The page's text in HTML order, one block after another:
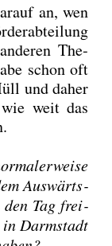
an, wen
The­
schon oft
und daher
weit das
Aus­wärts­
den Tag frei­
in Darm­stadt